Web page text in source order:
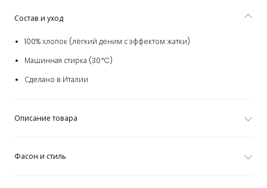
Состав и уход
100% хлопок (лёгкий деним с эффектом жатки)
Машинная стирка (30*C)
Сделано в Италии
Описание товара
Фасон и стиль